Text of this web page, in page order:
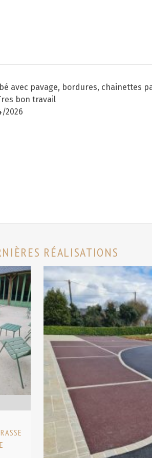
avec pavage, bordures, chainettes
bon travail
2026
RÉALISATIONS